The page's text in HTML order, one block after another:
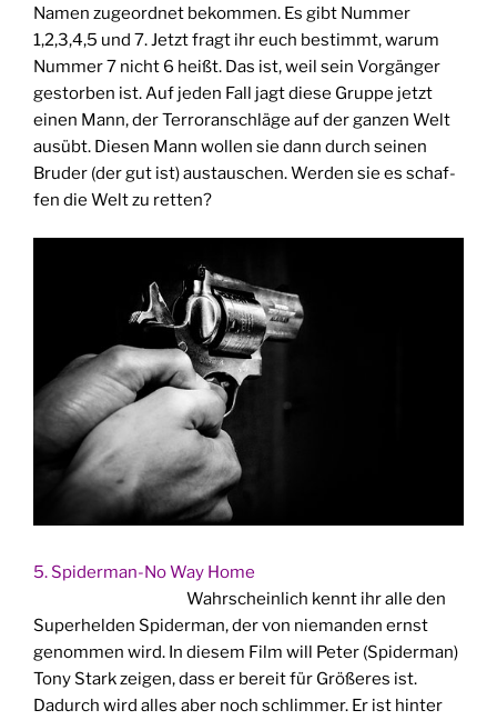
Namen zuge­ord­net bekom­men. Es gibt Num­mer
1,2,3,4,5 und 7. Jetzt fragt ihr euch bestimmt, war­um
Num­mer 7 nicht 6 heißt. Das ist, weil sein Vor­gän­ger
gestor­ben ist. Auf jeden Fall jagt die­se Grup­pe jetzt
einen Mann, der Ter­ror­an­schlä­ge auf der gan­zen Welt
aus­übt. Die­sen Mann wol­len sie dann durch sei­nen
Bru­der (der gut ist) aus­tau­schen. Wer­den sie es schaf­
fen die Welt zu retten?
5. Spi­der­man-No Way Home
Wahr­schein­lich kennt ihr alle den
Super­hel­den Spi­der­man, der von nie­man­den ernst
genom­men wird. In die­sem Film will Peter (Spi­der­man)
Tony Stark zei­gen, dass er bereit für Grö­ße­res ist.
Dadurch wird alles aber noch schlim­mer. Er ist hin­ter